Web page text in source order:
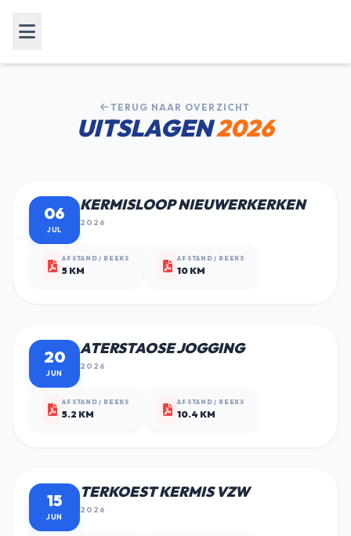
TERUG NAAR OVERZICHT
UITSLAGEN2026
06
JUL
KERMISLOOP NIEUWERKERKEN
2026
AFSTAND / REEKS
5 KM
AFSTAND / REEKS
10 KM
20
JUN
ATERSTAOSE JOGGING
2026
AFSTAND / REEKS
5.2 KM
AFSTAND / REEKS
10.4 KM
15
JUN
TERKOEST KERMIS VZW
2026